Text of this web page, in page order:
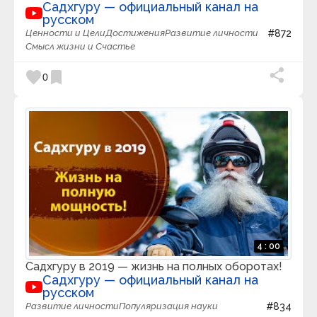
Kurzgesagt
Latos Charts
Like Stories of Old
Lionel Grand
M Generation
Mad Work Day
Marshall EN
Max TV
MeditationRelaxClub - Sleep Music & Mindfulness
MegaShow TV
melodysheep
MENTAL TV
MIMotivation
Mindvalley на русском
Mitu's creatives / クリエイティブ
MixShow
MOGOL TV
morn1415
Music for body and spirit - Meditation music
Musicoterapia
Садхгуру — официальный канал на
русском
Ценности и ЦелиДостиженияРазвитие личности
Смысл жизни и Счастье
#872
favorite0 bookmark
4 : 00
Садхгуру в 2019 — жизнь на полных оборотах!
Садхгуру — официальный канал на
русском
Развитие личностиПопуляризация науки #834